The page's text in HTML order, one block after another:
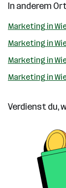
In anderem
Marketing in
Marketing in
Marketing in
Marketing in
Verdienst du,